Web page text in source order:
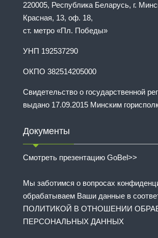
220005, Республика Беларусь, г.
Красная, 13, оф. 18,
ст. метро «Пл. Победы»
УНП 192537290
ОКПО 382514205000
Свидетельство о государственной
выдано 17.09.2015 Минским
Документы
Смотреть презентацию GoBel>>
Мы заботимся о вопросах
обрабатываем Ваши данные в
ПОЛИТИКОЙ В ОТНОШЕНИИ
ПЕРСОНАЛЬНЫХ ДАННЫХ